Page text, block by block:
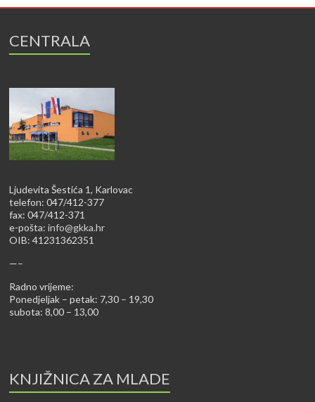
CENTRALA
Ljudevita Šestića 1, Karlovac
telefon: 047/412-377
fax: 047/412-371
e-pošta:info@gkka.hr
OIB: 41231362351
—–
Radno vrijeme:
Ponedjeljak – petak: 7,30 – 19,30
subota: 8,00 – 13,00
KNJIŽNICA ZA MLADE